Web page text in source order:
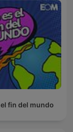
el fin del mundo